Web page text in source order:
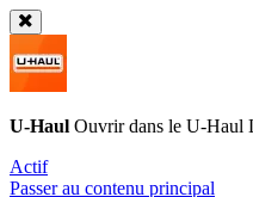
U-Haul Ouvrir dans le U-Haul
Actif
Passer au contenu principal